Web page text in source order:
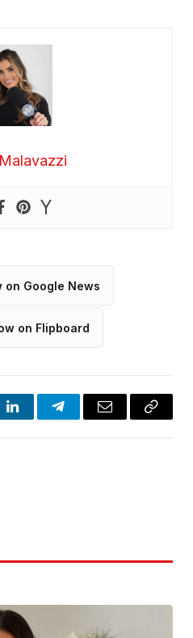
on Google News
on Flipboard
LinkedInTelegramEmail
Copy